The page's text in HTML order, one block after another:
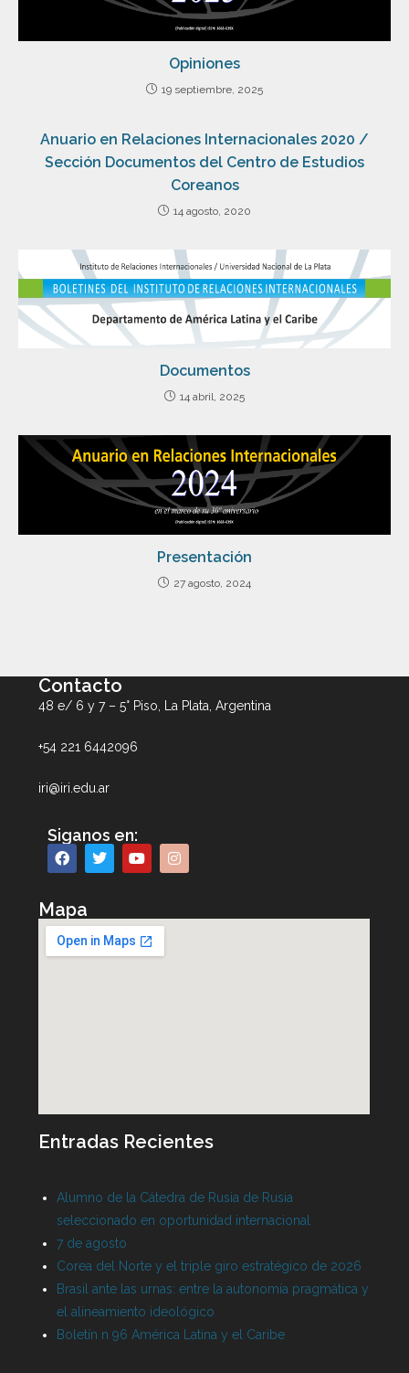
Opiniones
19 septiembre, 2025
Anuario en Relaciones Internacionales 2020 /
Sección Documentos del Centro de Estudios
Coreanos
14 agosto, 2020
Documentos
14 abril, 2025
Presentación
27 agosto, 2024
Contacto
48 e/ 6 y 7 – 5° Piso, La Plata, Argentina
+54 221 6442096
iri@iri.edu.ar
Siganos en:
Mapa
Entradas Recientes
Alumno de la Cátedra de Rusia de Rusia
seleccionado en oportunidad internacional
7 de agosto
Corea del Norte y el triple giro estratégico de 2026
Brasil ante las urnas: entre la autonomía pragmática y
el alineamiento ideológico
Boletín n 96 América Latina y el Caribe